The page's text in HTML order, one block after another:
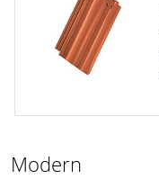
Modern